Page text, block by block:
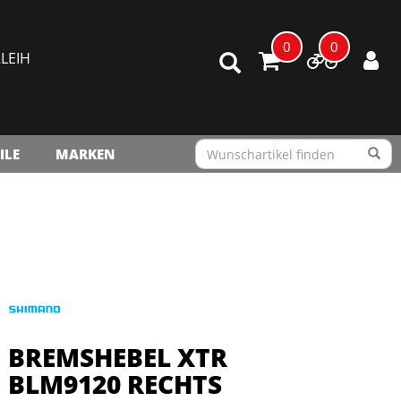
0 0
MARKEN
BREMSHEBEL XTR
BLM9120 RECHTS